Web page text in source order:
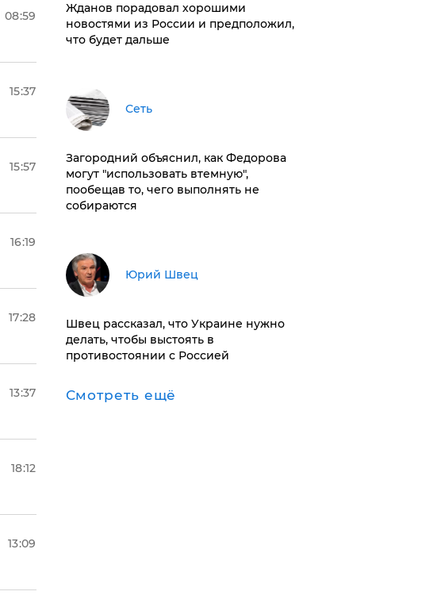
08:59
15:37
15:57
16:19
17:28
13:37
18:12
13:09
Жданов порадовал хорошими
новостями из России и предположил,
что будет дальше
Сеть
Загородний объяснил, как Федорова
могут "использовать втемную",
пообещав то, чего выполнять не
собираются
Юрий Швец
Швец рассказал, что Украине нужно
делать, чтобы выстоять в
противостоянии с Россией
Смотреть ещё